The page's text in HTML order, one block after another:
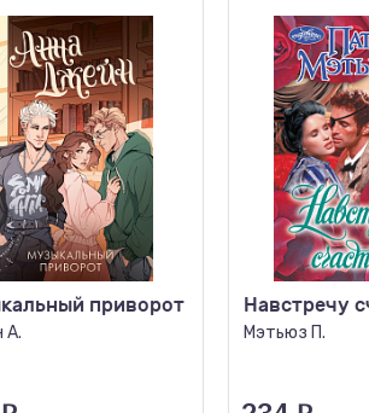
приворот
А.
Навстречу
Мэтьюз П.